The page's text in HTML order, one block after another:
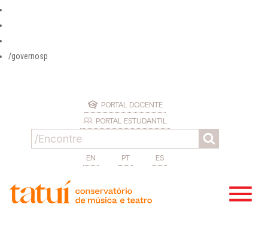
/governosp
PORTAL DOCENTE
PORTAL ESTUDANTIL
EN PT ES